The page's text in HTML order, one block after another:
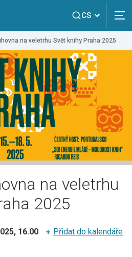
CS
na veletrhu Svět knihy Praha 2025
na veletrhu
2025
16.00
Přidat do kalendáře